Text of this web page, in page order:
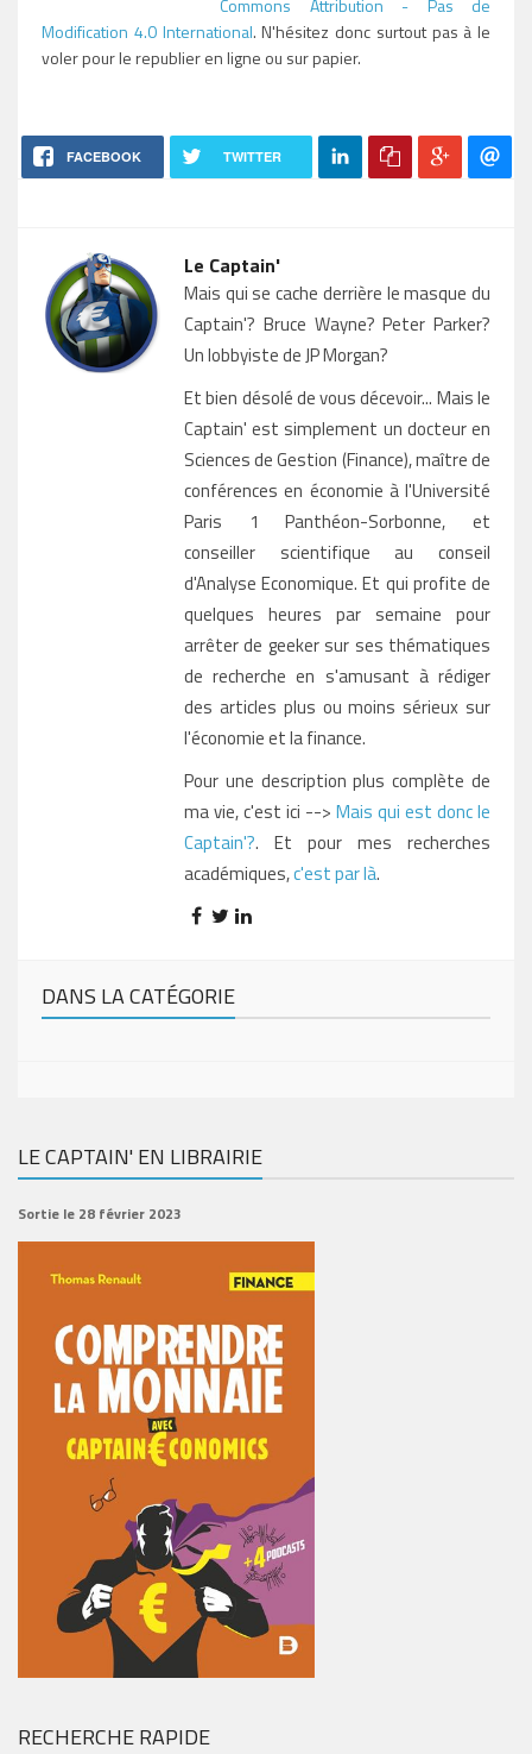
Commons Attribution - Pas de
Modification 4.0 International. N'hésitez donc surtout pas à le
voler pour le republier en ligne ou sur papier.
FACEBOOK TWITTER
Le Captain'
Mais qui se cache derrière le masque du
Captain'? Bruce Wayne? Peter Parker?
Un lobbyiste de JP Morgan?
Et bien désolé de vous décevoir... Mais le
Captain' est simplement un docteur en
Sciences de Gestion (Finance), maître de
conférences en économie à l'Université
Paris 1 Panthéon-Sorbonne, et
conseiller scientifique au conseil
d'Analyse Economique. Et qui profite de
quelques heures par semaine pour
arrêter de geeker sur ses thématiques
de recherche en s'amusant à rédiger
des articles plus ou moins sérieux sur
l'économie et la finance.
Pour une description plus complète de
ma vie, c'est ici --> Mais qui est donc le
Captain'?. Et pour mes recherches
académiques,c'est par là.
DANS LA CATÉGORIE
LE CAPTAIN' EN LIBRAIRIE
Sortie le 28 février 2023
RECHERCHE RAPIDE